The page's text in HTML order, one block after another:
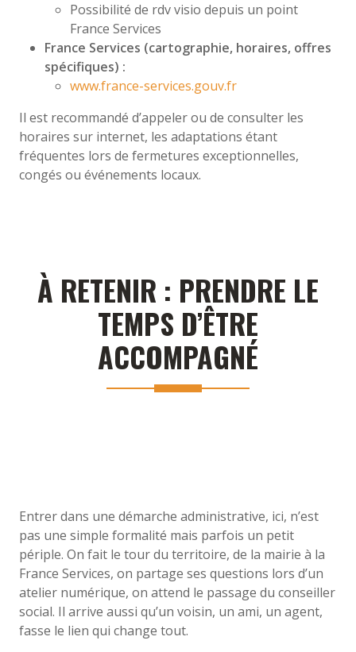
Possibilité de rdv visio depuis un point
France Services
France Services (cartographie, horaires, offres
spécifiques) :
www.france-services.gouv.fr
Il est recommandé d’appeler ou de consulter les
horaires sur internet, les adaptations étant
fréquentes lors de fermetures exceptionnelles,
congés ou événements locaux.
À RETENIR : PRENDRE LE
TEMPS D’ÊTRE
ACCOMPAGNÉ
Entrer dans une démarche administrative, ici, n’est
pas une simple formalité mais parfois un petit
périple. On fait le tour du territoire, de la mairie à la
France Services, on partage ses questions lors d’un
atelier numérique, on attend le passage du conseiller
social. Il arrive aussi qu’un voisin, un ami, un agent,
fasse le lien qui change tout.